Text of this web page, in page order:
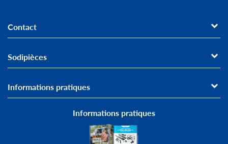
Contact
Sodipièces
Informations pratiques
Informations pratiques